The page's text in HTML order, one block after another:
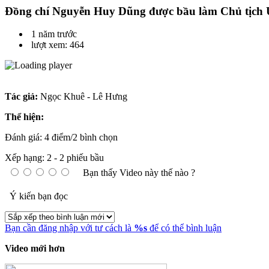
Đồng chí Nguyễn Huy Dũng được bầu làm Chủ tịch
1 năm trước
lượt xem: 464
Tác giả: Ngọc Khuê - Lê Hưng
Thể hiện:
Đánh giá: 4 điểm/2 bình chọn
Xếp hạng: 2 - 2 phiếu bầu
Bạn thấy Video này thế nào ?
Ý kiến bạn đọc
Bạn cần đăng nhập với tư cách là %s để có thể bình luận
Video mới hơn